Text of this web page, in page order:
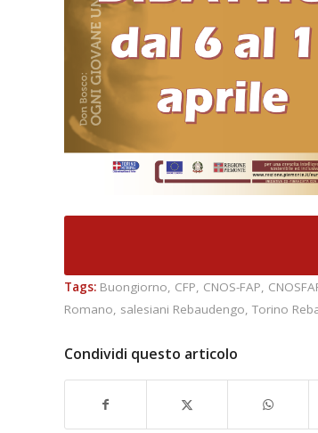
Tags: Buongiorno, CFP, CNOS-FAP,
Romano, salesiani Rebaudengo, Torino
Condividi questo articolo